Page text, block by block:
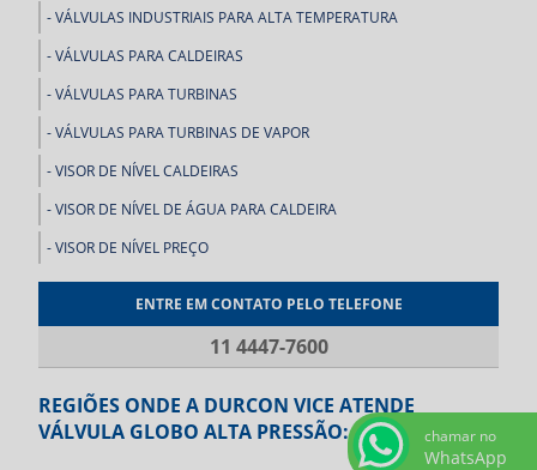
VÁLVULAS INDUSTRIAIS PARA ALTA TEMPERATURA
VÁLVULAS PARA CALDEIRAS
VÁLVULAS PARA TURBINAS
VÁLVULAS PARA TURBINAS DE VAPOR
VISOR DE NÍVEL CALDEIRAS
VISOR DE NÍVEL DE ÁGUA PARA CALDEIRA
VISOR DE NÍVEL PREÇO
ENTRE EM CONTATO PELO TELEFONE
11 4447-7600
REGIÕES ONDE A DURCON VICE ATENDE
VÁLVULA GLOBO ALTA PRESSÃO:
chamar no
WhatsApp